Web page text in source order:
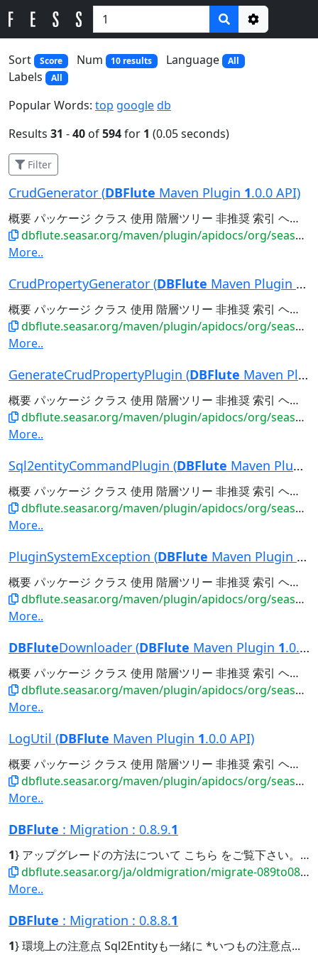
Options
Sort
Score Num 10 results Language All
Labels All
Popular Words: top googledb
Results 31 -40 of594for 1 (0.05 seconds)
Filter
CrudGenerator (DBFlute Maven Plugin 1.0.0 API)
概要 パッケージ クラス 使用 階層ツリー 非推奨 索引 ヘルプ 前のクラス 次のクラス フレーム フレームなし すべてのクラス 概要: ネスト | フィールド | コンストラクタ | メソッド 詳細: フィールド | コンストラクタ...
dbflute.seasar.org/maven/plugin/apidocs/org/seasar/dbflute/maven/plugin/crud/CrudGenerator.html
More..
CrudPropertyGenerator (DBFlute Maven Plugin 1
概要 パッケージ クラス 使用 階層ツリー 非推奨 索引 ヘルプ 前のクラス 次のクラス フレーム フレームなし すべてのクラス 概要: ネスト | フィールド | コンストラクタ | メソッド 詳細: フィールド | コンストラクタ...
dbflute.seasar.org/maven/plugin/apidocs/org/seasar/dbflute/maven/plugin/crud/CrudPropertyGenerato...
More..
GenerateCrudPropertyPlugin (DBFlute Maven Plugi...
概要 パッケージ クラス 使用 階層ツリー 非推奨 索引 ヘルプ 前のクラス 次のクラス フレーム フレームなし すべてのクラス 概要: ネスト | フィールド | コンストラクタ | メソッド 詳細: フィールド | コンストラクタ...
dbflute.seasar.org/maven/plugin/apidocs/org/seasar/dbflute/maven/plugin/GenerateCrudPropertyPlugi...
More..
Sql2entityCommandPlugin (DBFlute Maven Plugin
概要 パッケージ クラス 使用 階層ツリー 非推奨 索引 ヘルプ 前のクラス 次のクラス フレーム フレームなし すべてのクラス 概要: ネスト | フィールド | コンストラクタ | メソッド 詳細: フィールド | コンストラクタ...
dbflute.seasar.org/maven/plugin/apidocs/org/seasar/dbflute/maven/plugin/Sql2entityCommandPlugin.html
More..
PluginSystemException (DBFlute Maven Plugin 1
概要 パッケージ クラス 使用 階層ツリー 非推奨 索引 ヘルプ 前のクラス 次のクラス フレーム フレームなし すべてのクラス 概要: ネスト | フィールド | コンストラクタ | メソッド 詳細: フィールド | コンストラクタ...
dbflute.seasar.org/maven/plugin/apidocs/org/seasar/dbflute/maven/plugin/PluginSystemException.html
More..
DBFluteDownloader (DBFlute Maven Plugin 1.0.0 API)
概要 パッケージ クラス 使用 階層ツリー 非推奨 索引 ヘルプ 前のクラス 次のクラス フレーム フレームなし すべてのクラス 概要: ネスト | フィールド | コンストラクタ | メソッド 詳細: フィールド | コンストラクタ...
dbflute.seasar.org/maven/plugin/apidocs/org/seasar/dbflute/maven/plugin/download/DBFluteDownloade...
More..
LogUtil (DBFlute Maven Plugin 1.0.0 API)
概要 パッケージ クラス 使用 階層ツリー 非推奨 索引 ヘルプ 前のクラス 次のクラス フレーム フレームなし すべてのクラス 概要: ネスト | フィールド | コンストラクタ | メソッド 詳細: フィールド | コンストラクタ...
dbflute.seasar.org/maven/plugin/apidocs/org/seasar/dbflute/maven/plugin/util/LogUtil.html
More..
DBFlute : Migration : 0.8.9.1
1} アップグレードの方法について こちら をご覧下さい。 環境上の注意点...
dbflute.seasar.org/ja/oldmigration/migrate-089to0891.html
More..
DBFlute : Migration : 0.8.8.1
1} 環境上の注意点 Sql2Entityも一緒に *いつもの注意点...